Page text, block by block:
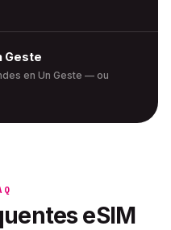
Geste
en Un Geste — ou
eSIM